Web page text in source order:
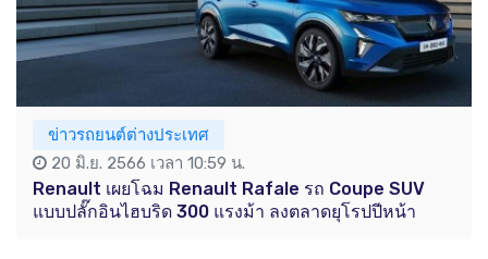
ข่าวรถยนต์ต่างประเทศ
20 มิ.ย. 2566 เวลา 10:59 น.
Renault เผยโฉม Renault Rafale รถ Coupe SUV
แบบปลั๊กอินไฮบริด 300 แรงม้า ลงตลาดยุโรปปีหน้า